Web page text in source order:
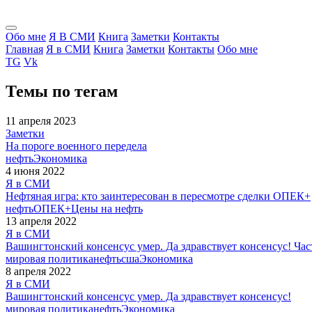
Обо мне Я В СМИ Книга Заметки Контакты
Главная Я в СМИ Книга Заметки Контакты Обо мне
TG Vk
Темы по тегам
11 апреля 2023
Заметки
На пороге военного передела
нефтьЭкономика
4 июня 2022
Я в СМИ
Нефтяная игра: кто заинтересован в пересмотре сделки ОПЕК+
нефтьОПЕК+Цены на нефть
13 апреля 2022
Я в СМИ
Вашингтонский консенсус умер. Да здравствует консенсус!
мировая политиканефтьсшаЭкономика
8 апреля 2022
Я в СМИ
Вашингтонский консенсус умер. Да здравствует консенсус!
мировая политиканефтьЭкономика